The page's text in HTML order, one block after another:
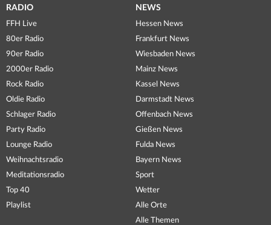
RADIO
FFH Live
80er Radio
90er Radio
2000er Radio
Rock Radio
Oldie Radio
Schlager Radio
Party Radio
Lounge Radio
Weihnachtsradio
Meditationsradio
Top 40
Playlist
NEWS
Hessen News
Frankfurt News
Wiesbaden News
Mainz News
Kassel News
Darmstadt News
Offenbach News
Gießen News
Fulda News
Bayern News
Sport
Wetter
Alle Orte
Alle Themen